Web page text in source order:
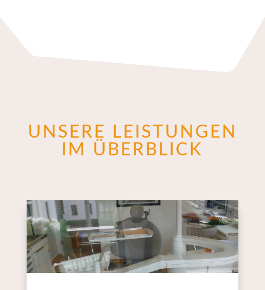
UNSERE LEISTUNGEN
IM ÜBERBLICK